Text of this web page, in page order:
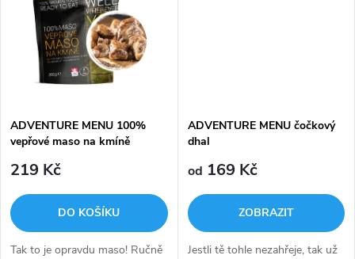
ADVENTURE MENU 100%
vepřové maso na kmíně
219 Kč
DO KOŠÍKU
Tak to je opravdu maso! Ručně
ADVENTURE MENU čočkový
dhal
od 169 Kč
ZOBRAZIT
Jestli tě tohle nezahřeje, tak už